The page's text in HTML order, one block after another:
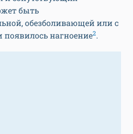
быть
обезболивающей или с
появилось нагноение2.